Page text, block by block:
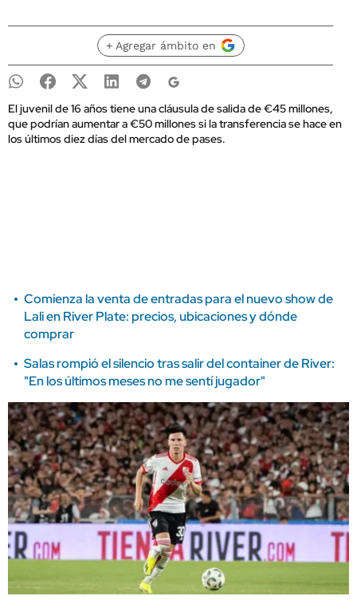
+ Agregar ámbito en
El juvenil de 16 años tiene una cláusula de salida de €45 millones,
que podrían aumentar a €50 millones si la transferencia se hace en
los últimos diez días del mercado de pases.
Comienza la venta de entradas para el nuevo show de
Lali en River Plate: precios, ubicaciones y dónde
comprar
Salas rompió el silencio tras salir del container de River:
"En los últimos meses no me sentí jugador"